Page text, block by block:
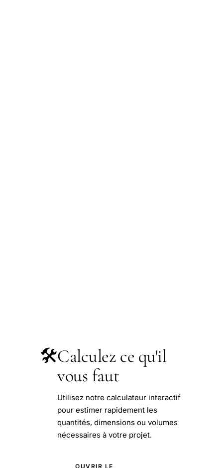
🛠️Calculez ce qu'il
vous faut
Utilisez notre calculateur interactif
pour estimer rapidement les
quantités, dimensions ou volumes
nécessaires à votre projet.
OUVRIR LE